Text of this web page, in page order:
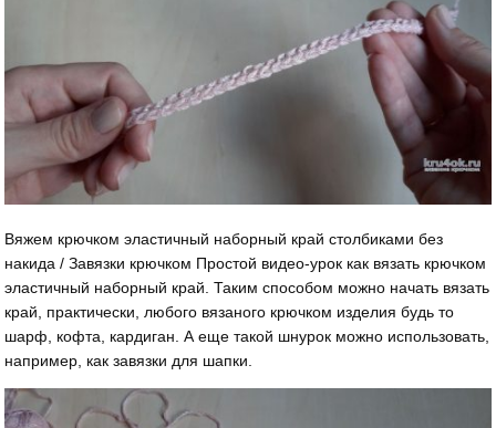
Вяжем крючком эластичный наборный край столбиками без
накида / Завязки крючком Простой видео-урок как вязать крючком
эластичный наборный край. Таким способом можно начать вязать
край, практически, любого вязаного крючком изделия будь то
шарф, кофта, кардиган. А еще такой шнурок можно использовать,
например, как завязки для шапки.